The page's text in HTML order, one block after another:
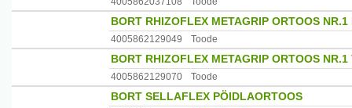
BORT RHIZOFLEX METAGRIP ORTOOS NR.1
4005862129049 Toode
BORT RHIZOFLEX METAGRIP ORTOOS NR.1
4005862129070 Toode
BORT SELLAFLEX PÖIDLAORTOOS